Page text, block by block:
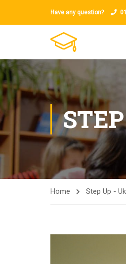
Have any question?
Home Step Up -